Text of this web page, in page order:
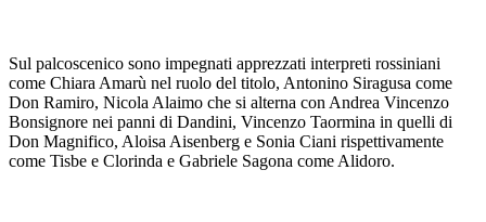
Sul palcoscenico sono impegnati apprezzati interpreti rossiniani
come Chiara Amarù nel ruolo del titolo, Antonino Siragusa come
Don Ramiro, Nicola Alaimo che si alterna con Andrea Vincenzo
Bonsignore nei panni di Dandini, Vincenzo Taormina in quelli di
Don Magnifico, Aloisa Aisenberg e Sonia Ciani rispettivamente
come Tisbe e Clorinda e Gabriele Sagona come Alidoro.